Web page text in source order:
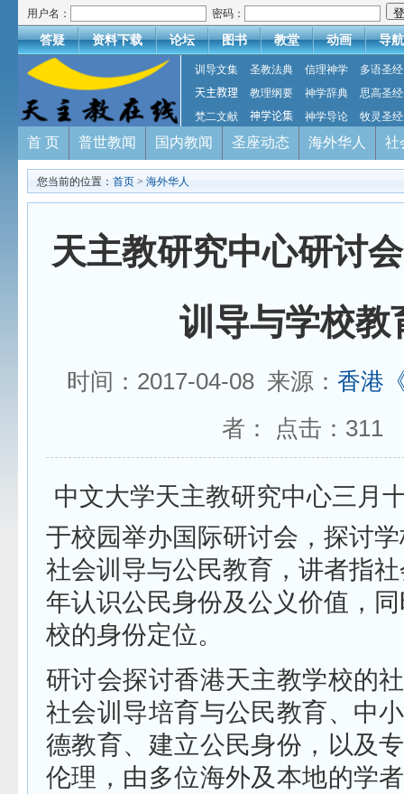
用户名： 密码：
答疑 资料下载 论坛 图书 教堂 动画 导航
训导文集 圣教法典 信理神学
多语圣经
天主教理
教理纲要 神学辞典
思高圣经
梵二文献
神学论集 神学导论 牧灵圣经
首 页 普世教闻 国内教闻 圣座动态 海外华人 社
您当前的位置： 首页 > 海外华人
天主教研究中心研讨
训导与学校教
时间：2017-04-08 来源： 香港
者： 点击： 311
中文大学天主教研究中心三月
于校园举办国际研讨会，探讨
社会训导与公民教育，讲者指
年认识公民身份及公义价值，
校的身份定位。
研讨会探讨香港天主教学校的
社会训导培育与公民教育、中
德教育、建立公民身份，以及
伦理，由多位海外及本地的学